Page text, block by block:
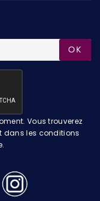
OK
Vous trouverez
dans les conditions